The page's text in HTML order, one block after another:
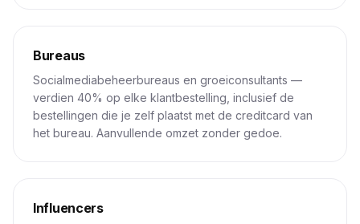
Bureaus
Socialmediabeheerbureaus en groeiconsultants —
verdien 40% op elke klantbestelling, inclusief de
bestellingen die je zelf plaatst met de creditcard van
het bureau. Aanvullende omzet zonder gedoe.
Influencers